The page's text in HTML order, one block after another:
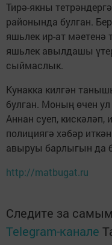
Тирә-якны
районында булган.
яшьлек ир-ат мәетенә
яшьлек авылдашы
сыймаслык.
Кунакка килгән
булган. Моның өчен
Аннан суеп, кискәләп,
полициягә хәбәр
авыруы барлыгын да
http://matbugat.ru
Следите за
Telegram-канале